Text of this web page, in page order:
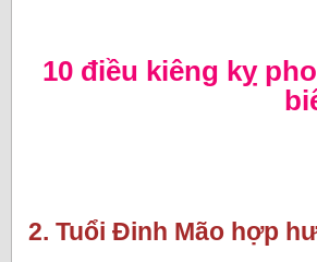
10 điều kiêng kỵ
2. Tuổi Đinh Mão hợp